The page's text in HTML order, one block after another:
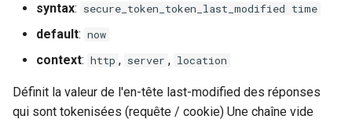
redis-ratelimit
redis
syntax: secure_token_token_last_modified time
default: now
context: http , server , location
Définit la valeur de l'en-tête last-modified des réponses
qui sont tokenisées (requête / cookie) Une chaîne vide